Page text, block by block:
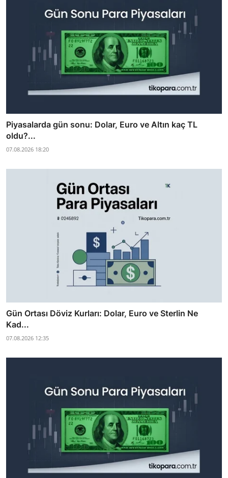
Piyasalarda gün sonu: Dolar, Euro ve Altın kaç TL
oldu?...
07.08.2026 18:20
Gün Ortası Döviz Kurları: Dolar, Euro ve Sterlin Ne
Kad...
07.08.2026 12:35